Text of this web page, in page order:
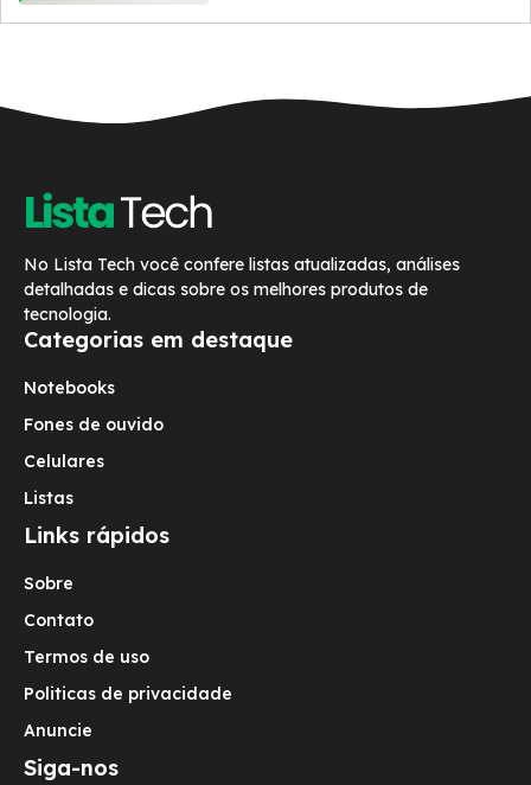
No Lista Tech você confere listas atualizadas, análises
detalhadas e dicas sobre os melhores produtos de
tecnologia.
Categorias em destaque
Notebooks
Fones de ouvido
Celulares
Listas
Links rápidos
Sobre
Contato
Termos de uso
Politicas de privacidade
Anuncie
Siga-nos